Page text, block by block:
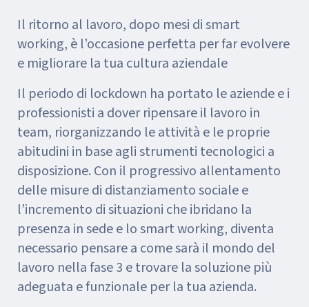
Il ritorno al lavoro, dopo mesi di smart
working, è l’occasione perfetta per far evolvere
e migliorare la tua cultura aziendale
Il periodo di lockdown ha portato le aziende e i
professionisti a dover ripensare il lavoro in
team, riorganizzando le attività ­e le proprie
abitudini in base agli strumenti tecnologici a
disposizione. Con il progressivo allentamento
delle misure di distanziamento sociale e
l’incremento di situazioni che ibridano la
presenza in sede e lo smart working, diventa
necessario pensare a come sarà il mondo del
lavoro nella fase 3 e trovare la soluzione più
adeguata e funzionale per la tua azienda.